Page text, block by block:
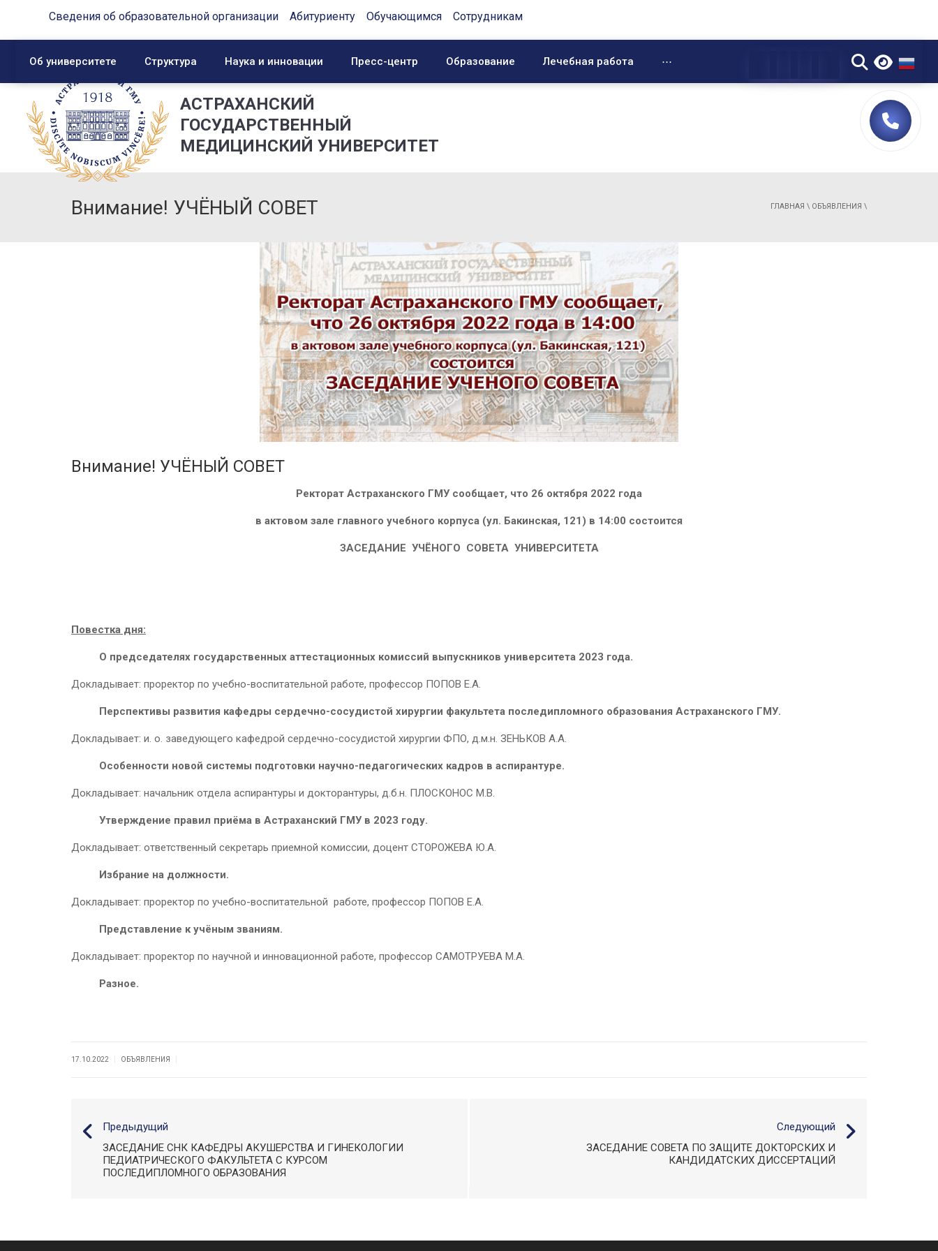
Сведения об образовательной организации Абитуриенту Обучающимся Сотрудникам
Об университете Структура Наука и инновации Пресс-центр Образование Лечебная работа ⋯ ▼
АСТРАХАНСКИЙ
ГОСУДАРСТВЕННЫЙ
МЕДИЦИНСКИЙ УНИВЕРСИТЕТ
Внимание! УЧЁНЫЙ СОВЕТ ГЛАВНАЯ \ ОБЪЯВЛЕНИЯ \
Внимание! УЧЁНЫЙ СОВЕТ
Ректорат Астраханского ГМУ сообщает, что 26 октября 2022 года
в актовом зале главного учебного корпуса (ул. Бакинская, 121) в 14:00 состоится
ЗАСЕДАНИЕ УЧЁНОГО СОВЕТА УНИВЕРСИТЕТА
Повестка дня:
О председателях государственных аттестационных комиссий выпускников университета 2023 года.
Докладывает: проректор по учебно-воспитательной работе, профессор ПОПОВ Е.А.
Перспективы развития кафедры сердечно-сосудистой хирургии факультета последипломного образования Астраханского ГМУ.
Докладывает: и. о. заведующего кафедрой сердечно-сосудистой хирургии ФПО, д.м.н. ЗЕНЬКОВ А.А.
Особенности новой системы подготовки научно-педагогических кадров в аспирантуре.
Докладывает: начальник отдела аспирантуры и докторантуры, д.б.н. ПЛОСКОНОС М.В.
Утверждение правил приёма в Астраханский ГМУ в 2023 году.
Докладывает: ответственный секретарь приемной комиссии, доцент СТОРОЖЕВА Ю.А.
Избрание на должности.
Докладывает: проректор по учебно-воспитательной работе, профессор ПОПОВ Е.А.
Представление к учёным званиям.
Докладывает: проректор по научной и инновационной работе, профессор САМОТРУЕВА М.А.
Разное.
17.10.2022 ОБЪЯВЛЕНИЯ
Предыдущий
ЗАСЕДАНИЕ СНК КАФЕДРЫ АКУШЕРСТВА И ГИНЕКОЛОГИИ
ПЕДИАТРИЧЕСКОГО ФАКУЛЬТЕТА С КУРСОМ
ПОСЛЕДИПЛОМНОГО ОБРАЗОВАНИЯ
Следующий
ЗАСЕДАНИЕ СОВЕТА ПО ЗАЩИТЕ ДОКТОРСКИХ И
КАНДИДАТСКИХ ДИССЕРТАЦИЙ